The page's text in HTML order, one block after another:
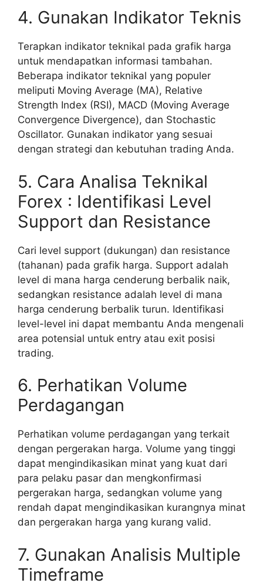
4. Gunakan Indikator Teknis
Terapkan indikator teknikal pada grafik harga
untuk mendapatkan informasi tambahan.
Beberapa indikator teknikal yang populer
meliputi Moving Average (MA), Relative
Strength Index (RSI), MACD (Moving Average
Convergence Divergence), dan Stochastic
Oscillator. Gunakan indikator yang sesuai
dengan strategi dan kebutuhan trading Anda.
5. Cara Analisa Teknikal
Forex : Identifikasi Level
Support dan Resistance
Cari level support (dukungan) dan resistance
(tahanan) pada grafik harga. Support adalah
level di mana harga cenderung berbalik naik,
sedangkan resistance adalah level di mana
harga cenderung berbalik turun. Identifikasi
level-level ini dapat membantu Anda mengenali
area potensial untuk entry atau exit posisi
trading.
6. Perhatikan Volume
Perdagangan
Perhatikan volume perdagangan yang terkait
dengan pergerakan harga. Volume yang tinggi
dapat mengindikasikan minat yang kuat dari
para pelaku pasar dan mengkonfirmasi
pergerakan harga, sedangkan volume yang
rendah dapat mengindikasikan kurangnya minat
dan pergerakan harga yang kurang valid.
7. Gunakan Analisis Multiple
Timeframe